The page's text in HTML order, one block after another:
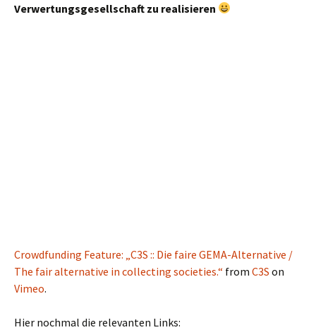
Verwertungsgesellschaft zu realisieren
Crowdfunding Feature: „C3S :: Die faire GEMA-Alternative /
The fair alternative in collecting societies.“ from C3S on
Vimeo.
Hier nochmal die relevanten Links: